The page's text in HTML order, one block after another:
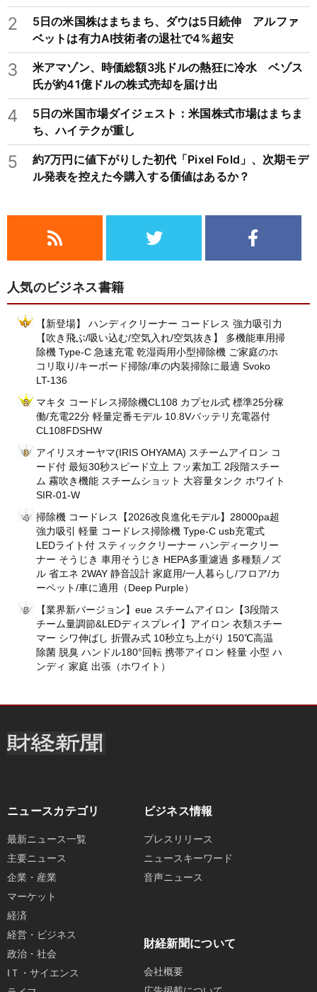
2
5日の米国株はまちまち、ダウは5日続伸 アルファ
ベットは有力AI技術者の退社で4%超安
3
米アマゾン、時価総額3兆ドルの熱狂に冷水 ベゾス
氏が約41億ドルの株式売却を届け出
4
5日の米国市場ダイジェスト：米国株式市場はまちま
ち、ハイテクが重し
5
約7万円に値下がりした初代「Pixel Fold」、次期モデ
ル発表を控えた今購入する価値はあるか？
人気のビジネス書籍
【新登場】 ハンディクリーナー コードレス 強力吸引力
【吹き飛ぶ/吸い込む/空気入れ/空気抜き】 多機能車用掃
除機 Type-C 急速充電 乾湿両用小型掃除機 ご家庭のホ
コリ取り/キーボード掃除/車の内装掃除に最適 Svoko
LT-136
マキタ コードレス掃除機CL108 カプセル式 標準25分稼
働/充電22分 軽量定番モデル 10.8Vバッテリ充電器付
CL108FDSHW
アイリスオーヤマ(IRIS OHYAMA) スチームアイロン コ
ード付 最短30秒スピード立上 フッ素加工 2段階スチー
ム 霧吹き機能 スチームショット 大容量タンク ホワイト
SIR-01-W
掃除機 コードレス【2026改良進化モデル】28000pa超
強力吸引 軽量 コードレス掃除機 Type-C usb充電式
LEDライト付 スティッククリーナー ハンディークリー
ナー そうじき 車用そうじき HEPA多重濾過 多種類ノズ
ル 省エネ 2WAY 静音設計 家庭用/一人暮らし/フロア/カ
ーペット/車に適用（Deep Purple）
【業界新バージョン】eue スチームアイロン【3段階ス
チーム量調節&LEDディスプレイ】アイロン 衣類スチー
マー シワ伸ばし 折畳み式 10秒立ち上がり 150℃高温
除菌 脱臭 ハンドル180°回転 携帯アイロン 軽量 小型 ハ
ンディ 家庭 出張（ホワイト）
ニュースカテゴリ
最新ニュース一覧
主要ニュース
企業・産業
マーケット
経済
経営・ビジネス
政治・社会
IＴ・サイエンス
ビジネス情報
プレスリリース
ニュースキーワード
音声ニュース
財経新聞について
会社概要